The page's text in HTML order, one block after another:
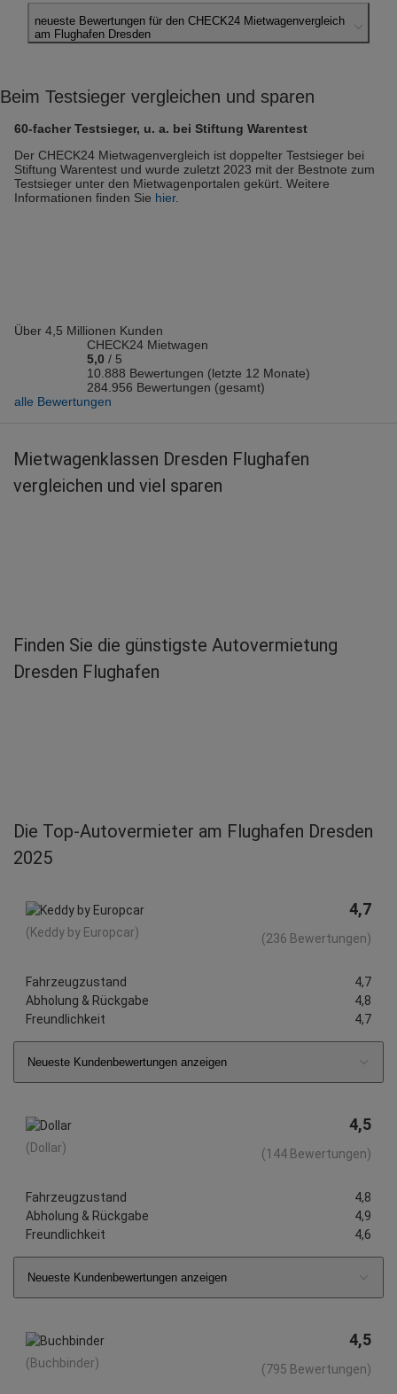
neueste Bewertungen für den CHECK24 Mietwagenvergleich
am Flughafen Dresden
Abholort: Dresden Flughafen
Robert S.
abgegeben am 05.08.2026
Abholort: Dresden Flughafen
Uyanga O.
abgegeben am 02.08.2026
Abholort: Dresden Flughafen
Vermieter: Europcar
Abholort: Dresden Flughafen
Vermieter: Enterprise
Abholort: Dresden Flughafen
Vermieter: Sixt
Abholort: Dresden Flughafen
Vermieter: Enterprise
abgegeben am 22.07.2026
Abholort: Dresden Flughafen
Beim Testsieger vergleichen und sparen
60-facher Testsieger, u. a. bei Stiftung Warentest
Der CHECK24 Mietwagenvergleich ist doppelter Testsieger bei
Stiftung Warentest und wurde zuletzt 2023 mit der Bestnote zum
Testsieger unter den Mietwagenportalen gekürt. Weitere
Informationen finden Sie hier.
Über 4,5 Millionen Kunden
CHECK24 Mietwagen
5,0 / 5
10.888 Bewertungen (letzte 12 Monate)
284.956 Bewertungen (gesamt)
alle Bewertungen
Mietwagenklassen Dresden Flughafen
vergleichen und viel sparen
Finden Sie die günstigste Autovermietung
Dresden Flughafen
Die Top-Autovermieter am Flughafen Dresden
2025
(Keddy by Europcar)
4,7
(236 Bewertungen)
Fahrzeugzustand
4,7
Abholung & Rückgabe
4,8
Freundlichkeit
4,7
Neueste Kundenbewertungen anzeigen
(Dollar)
4,5
(144 Bewertungen)
Fahrzeugzustand
4,8
Abholung & Rückgabe
4,9
Freundlichkeit
4,6
Neueste Kundenbewertungen anzeigen
(Buchbinder)
4,5
(795 Bewertungen)